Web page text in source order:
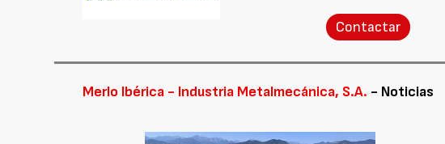
Contactar
Merlo Ibérica - Industria Metalmecánica, S.A. - Noticias